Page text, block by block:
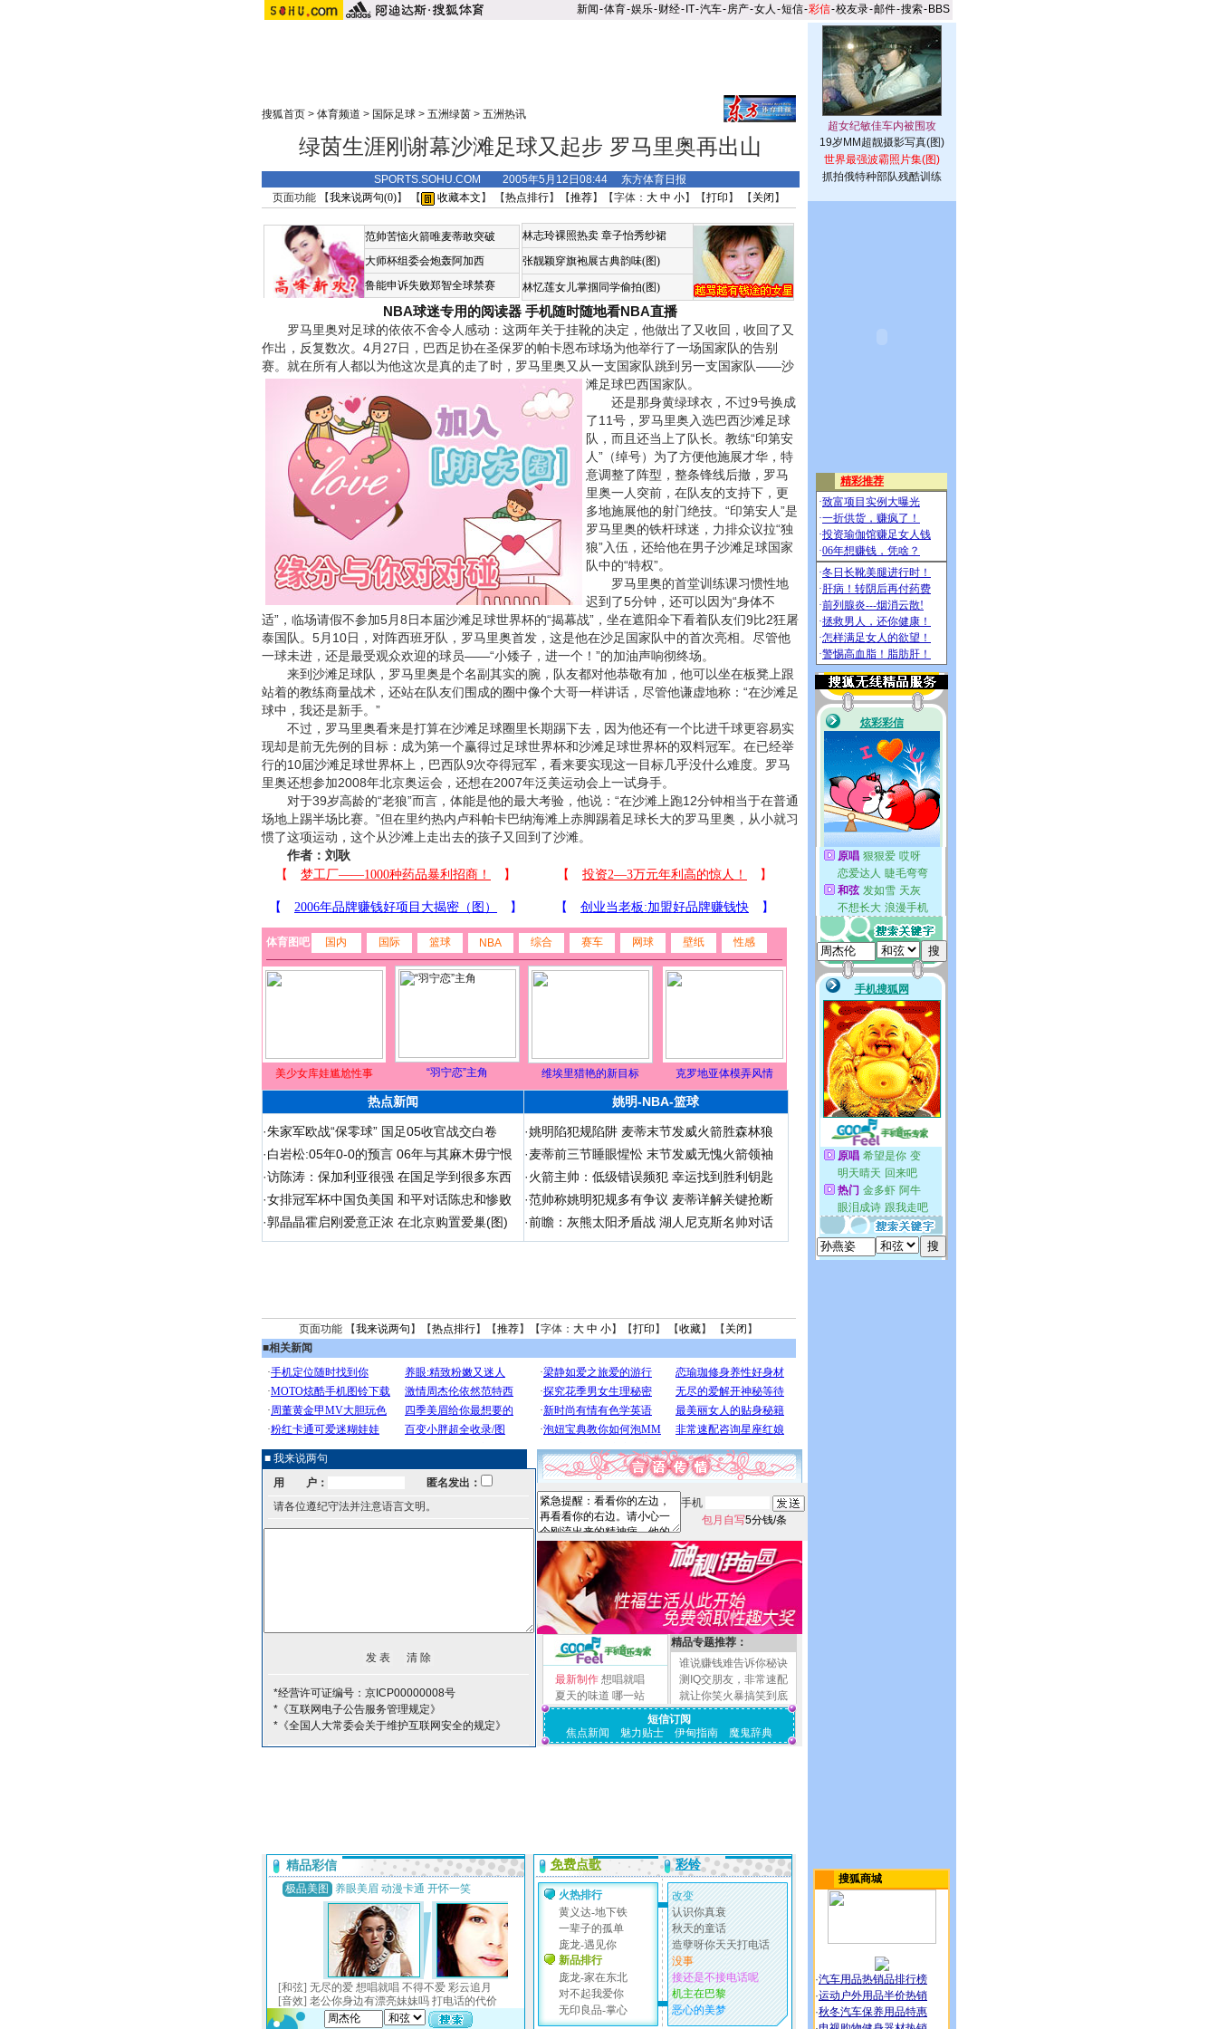
新闻-体育-娱乐-财经- IT-汽车-房产-女人 -短信-彩信-校友录-邮件-搜索- BBS
搜狐首页> 体育频道 > 国际足球> 五洲绿茵> 五洲热讯
绿茵生涯刚谢幕沙滩足球又起步 罗马里奥再出山
SPORTS.SOHU.COM 2005年5月12日08:44 东方体育日报
页面功能 【我来说两句(0)】 【 收藏本文 】 【热点排行】【推荐】【字体： 大 中 小】【打印 】 【 关闭 】
范帅苦恼火箭唯麦蒂敢突破
大师杯组委会炮轰阿加西
鲁能申诉失败郑智全球禁赛
林志玲裸照热卖 章子怡秀纱裙
张靓颖穿旗袍展古典韵味(图)
林忆莲女儿掌掴同学偷拍(图)
NBA球迷专用的阅读器 手机随时随地看NBA直播
罗马里奥对足球的依依不舍令人感动：这两年关于挂靴的决定，他做出了又收回，收回了又
作出，反复数次。4月27日，巴西足协在圣保罗的帕卡恩布球场为他举行了一场国家队的告别
赛。就在所有人都以为他这次是真的走了时，罗马里奥又从一支国家队跳到另一支国家队——沙
滩足球巴西国家队。
还是那身黄绿球衣，不过9号换成
了11号，罗马里奥入选巴西沙滩足球
队，而且还当上了队长。教练“印第安
人”（绰号）为了方便他施展才华，特
意调整了阵型，整条锋线后撤，罗马
里奥一人突前，在队友的支持下，更
多地施展他的射门绝技。“印第安人”是
罗马里奥的铁杆球迷，力排众议拉“独
狼”入伍，还给他在男子沙滩足球国家
队中的“特权”。
罗马里奥的首堂训练课习惯性地
迟到了5分钟，还可以因为“身体不
适”，临场请假不参加5月8日本届沙滩足球世界杯的“揭幕战”，坐在遮阳伞下看着队友们9比2狂屠
泰国队。5月10日，对阵西班牙队，罗马里奥首发，这是他在沙足国家队中的首次亮相。尽管他
一球未进，还是最受观众欢迎的球员——“小矮子，进一个！”的加油声响彻终场。
来到沙滩足球队，罗马里奥是个名副其实的腕，队友都对他恭敬有加，他可以坐在板凳上跟
站着的教练商量战术，还站在队友们围成的圈中像个大哥一样讲话，尽管他谦虚地称：“在沙滩足
球中，我还是新手。”
不过，罗马里奥看来是打算在沙滩足球圈里长期踢下去，因为他还有一个比进千球更容易实
现却是前无先例的目标：成为第一个赢得过足球世界杯和沙滩足球世界杯的双料冠军。在已经举
行的10届沙滩足球世界杯上，巴西队9次夺得冠军，看来要实现这一目标几乎没什么难度。罗马
里奥还想参加2008年北京奥运会，还想在2007年泛美运动会上一试身手。
对于39岁高龄的“老狼”而言，体能是他的最大考验，他说：“在沙滩上跑12分钟相当于在普通
场地上踢半场比赛。”但在里约热内卢科帕卡巴纳海滩上赤脚踢着足球长大的罗马里奥，从小就习
惯了这项运动，这个从沙滩上走出去的孩子又回到了沙滩。
作者：刘耿
体育图吧 国内 国际 篮球 NBA 综合 赛车 网球 壁纸 性感
美少女库娃尴尬性事 “羽宁恋”主角 维埃里猎艳的新目标 克罗地亚体模弄风情
热点新闻 姚明-NBA-篮球
·朱家军欧战“保零球” 国足05收官战交白卷
·白岩松:05年0-0的预言 06年与其麻木毋宁恨
·访陈涛：保加利亚很强 在国足学到很多东西
·女排冠军杯中国负美国 和平对话陈忠和惨败
·郭晶晶霍启刚爱意正浓 在北京购置爱巢(图)
·姚明陷犯规陷阱 麦蒂末节发威火箭胜森林狼
·麦蒂前三节睡眼惺忪 末节发威无愧火箭领袖
·火箭主帅：低级错误频犯 幸运找到胜利钥匙
·范帅称姚明犯规多有争议 麦蒂详解关键抢断
·前瞻：灰熊太阳矛盾战 湖人尼克斯名帅对话
页面功能 【我来说两句 】【热点排行】【推荐】【字体： 大 中 小】【打印 】 【收藏】 【 关闭 】
■相关新闻
■ 我来说两句
用 户：
匿名发出：
请各位遵纪守法并注意语言文明。
*经营许可证编号：京ICP00000008号
*《互联网电子公告服务管理规定》
*《全国人大常委会关于维护互联网安全的规定》
手机
包月自写5分钱/条
最新制作 想唱就唱
夏天的味道 哪一站
精品专题推荐：
谁说赚钱难告诉你秘诀
测IQ交朋友，非常速配
就让你笑火暴搞笑到底
短信订阅
焦点新闻
魅力贴士 伊甸指南 魔鬼辞典
19岁MM超靓摄影写真(图)
世界最强波霸照片集(图)
抓拍俄特种部队残酷训练
搜狐商城
·汽车用品热销品排行榜
·运动户外用品半价热销
·秋冬汽车保养用品特惠